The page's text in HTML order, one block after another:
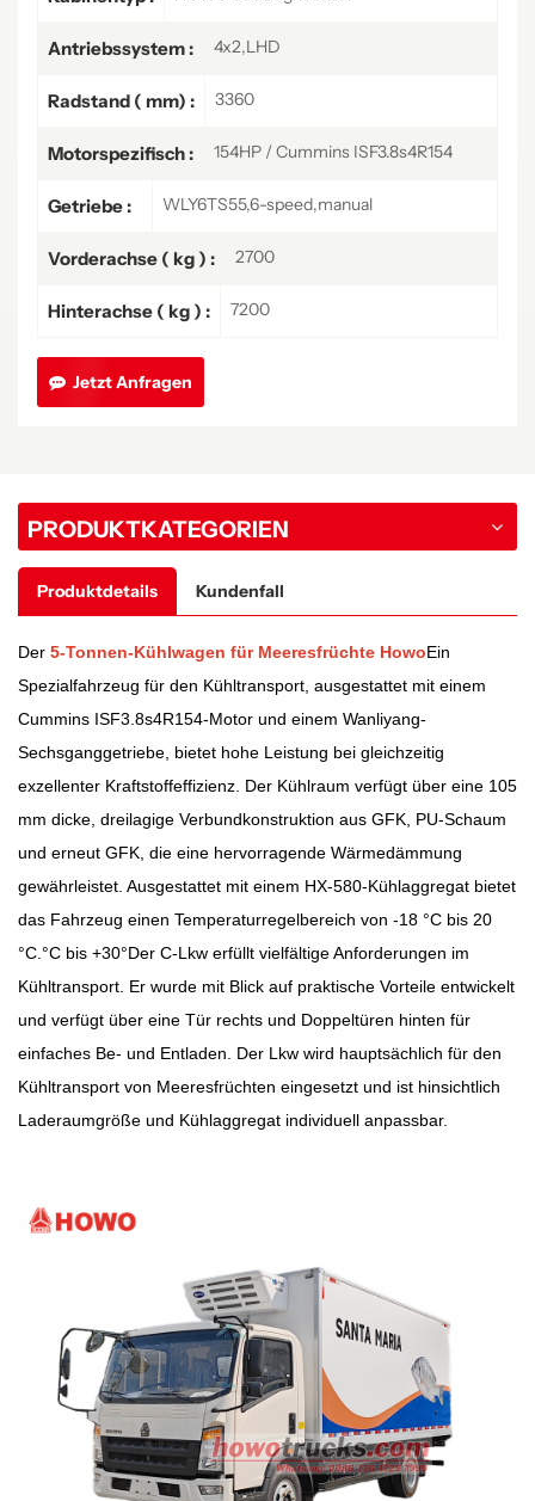
Antriebssystem : 4x2,LHD
Radstand ( mm) : 3360
Motorspezifisch : 154HP / Cummins ISF3.8s4R154
Getriebe : WLY6TS55,6-speed,manual
Vorderachse ( kg ) : 2700
Hinterachse ( kg ) : 7200
Jetzt Anfragen
PRODUKTKATEGORIEN
Produktdetails Kundenfall
Der 5-Tonnen-Kühlwagen für Meeresfrüchte HowoEin
Spezialfahrzeug für den Kühltransport, ausgestattet mit einem
Cummins ISF3.8s4R154-Motor und einem Wanliyang-
Sechsganggetriebe, bietet hohe Leistung bei gleichzeitig
exzellenter Kraftstoffeffizienz. Der Kühlraum verfügt über eine 105
mm dicke, dreilagige Verbundkonstruktion aus GFK, PU-Schaum
und erneut GFK, die eine hervorragende Wärmedämmung
gewährleistet. Ausgestattet mit einem HX-580-Kühlaggregat bietet
das Fahrzeug einen Temperaturregelbereich von -18 °C bis 20
°C. °C bis +30°Der C-Lkw erfüllt vielfältige Anforderungen im
Kühltransport. Er wurde mit Blick auf praktische Vorteile entwickelt
und verfügt über eine Tür rechts und Doppeltüren hinten für
einfaches Be- und Entladen. Der Lkw wird hauptsächlich für den
Kühltransport von Meeresfrüchten eingesetzt und ist hinsichtlich
Laderaumgröße und Kühlaggregat individuell anpassbar.